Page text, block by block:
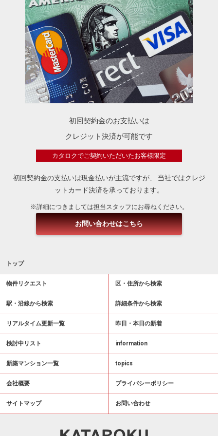
初回契約金のお支払いは
クレジット決済が可能です
カタロクでご契約いただいたお客様限定
初回契約金の支払いは現金払いが主流ですが、
当社ではクレジ
ットカード決済を承っております。
※詳細につきましては担当スタッフにお尋ねください。
お問い合わせはこちら
トップ
物件リクエスト 区・住所から検索
駅・沿線から検索 詳細条件から検索
リアルタイム更新一覧 昨日・本日の新着
検討中リスト information
新築マンション一覧 topics
会社概要 プライバシーポリシー
サイトマップ お問い合わせ